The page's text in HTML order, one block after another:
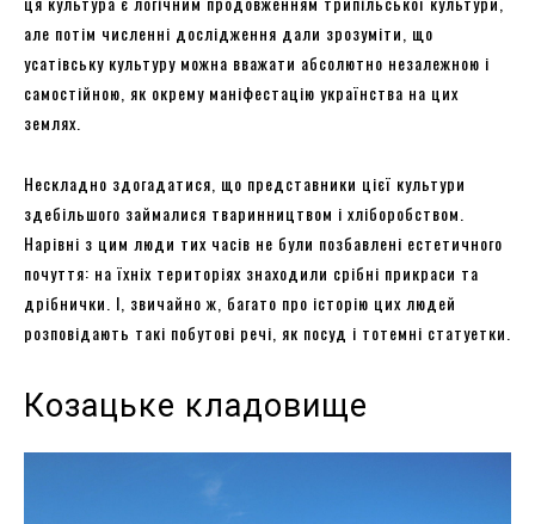
але потім численні дослідження дали зрозуміти, що
усатівську культуру можна вважати абсолютно незалежною і
самостійною, як окрему маніфестацію українства на цих
землях.
Нескладно здогадатися, що представники цієї культури
здебільшого займалися тваринництвом і хліборобством.
Нарівні з цим люди тих часів не були позбавлені естетичного
почуття: на їхніх територіях знаходили срібні прикраси та
дрібнички. І, звичайно ж, багато про історію цих людей
розповідають такі побутові речі, як посуд і тотемні статуетки.
Козацьке кладовище